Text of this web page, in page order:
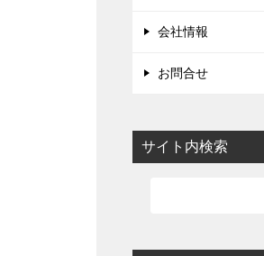
会社情報
お問合せ
サイト内検索